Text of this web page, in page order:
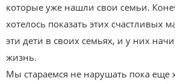
которые уже нашли свои семьи.
хотелось показать этих счастливых
эти дети в своих семьях, и у них
жизнь.
Мы стараемся не нарушать пока еще